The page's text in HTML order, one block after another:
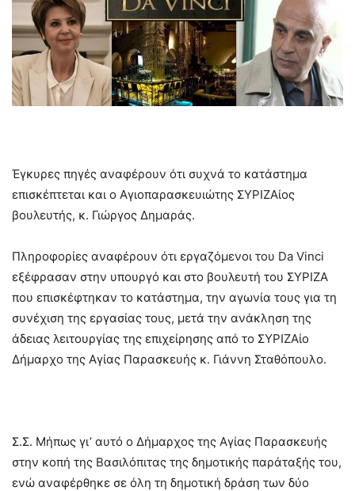
Έγκυρες πηγές αναφέρουν ότι συχνά το κατάστημα
επισκέπτεται και ο Αγιοπαρασκευιώτης ΣΥΡΙΖΑίος
βουλευτής, κ. Γιώργος Δημαράς.
Πληροφορίες αναφέρουν ότι εργαζόμενοι του Da Vinci
εξέφρασαν στην υπουργό και στο βουλευτή του ΣΥΡΙΖΑ
που επισκέφτηκαν το κατάστημα, την αγωνία τους για τη
συνέχιση της εργασίας τους, μετά την ανάκληση της
άδειας λειτουργίας της επιχείρησης από το ΣΥΡΙΖΑίο
Δήμαρχο της Αγίας Παρασκευής κ. Γιάννη Σταθόπουλο.
Σ.Σ. Μήπως γι’ αυτό ο Δήμαρχος της Αγίας Παρασκευής
στην κοπή της Βασιλόπιτας της δημοτικής παράταξής του,
ενώ αναφέρθηκε σε όλη τη δημοτική δράση των δύο